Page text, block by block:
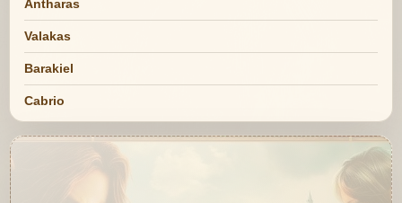
Antharas
Valakas
Barakiel
Cabrio